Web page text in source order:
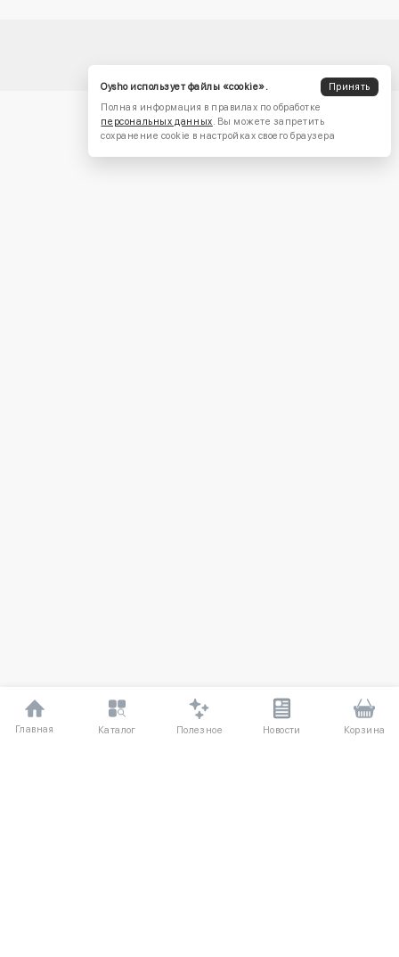
Главная Каталог Полезное Новости Корзина
Oysho использует файлы «cookie».
Принять
Полная информация в правилах по обработке
персональных данных. Вы можете запретить
сохранение cookie в настройках своего браузера